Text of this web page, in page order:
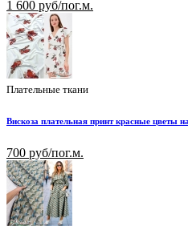
1 600 руб/пог.м.
Плательные ткани
Вискоза плательная принт красные цветы
700 руб/пог.м.